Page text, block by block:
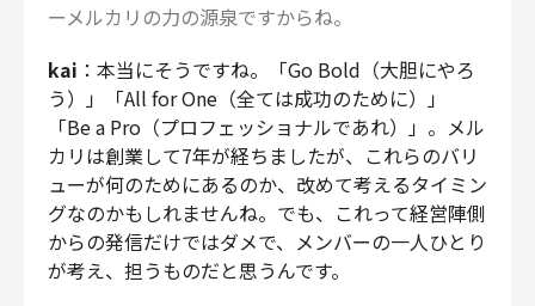
ーメルカリの力の源泉ですからね。
kai ：本当にそうですね。「Go Bold（大胆にやろ
う）」「All for One（全ては成功のために）」
「Be a Pro（プロフェッショナルであれ）」。メル
カリは創業して7年が経ちましたが、これらのバリ
ューが何のためにあるのか、改めて考えるタイミン
グなのかもしれませんね。でも、これって経営陣側
からの発信だけではダメで、メンバーの一人ひとり
が考え、担うものだと思うんです。